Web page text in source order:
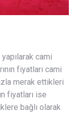
cami
fiyatları cami
merak ettikleri
fiyatları ise
bağlı olarak